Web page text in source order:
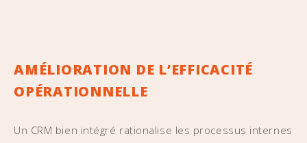
AMÉLIORATION DE L’EFFICACITÉ
OPÉRATIONNELLE
Un CRM bien intégré rationalise les processus internes